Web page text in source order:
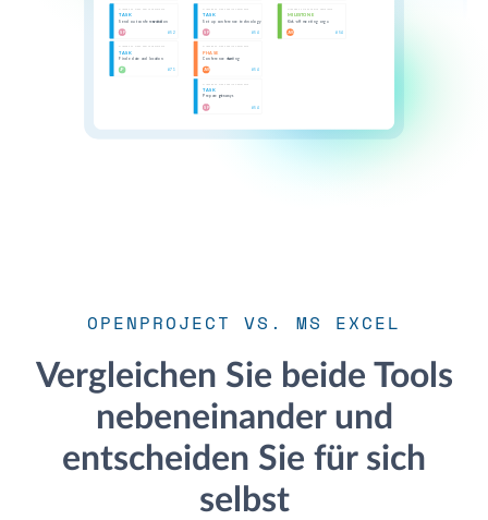
OPENPROJECT VS. MS EXCEL
Vergleichen Sie beide Tools
nebeneinander und
entscheiden Sie für sich
selbst